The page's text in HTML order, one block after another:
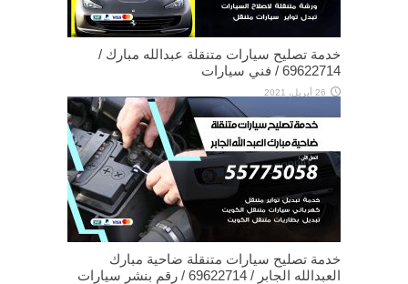
خدمة تصليح سيارات متنقلة عبدالله مبارك /
69622714‬ / فني سيارات
26 أبريل، 2021
خدمة تصليح سيارات متنقلة ضاحية مبارك
العبدالله الجابر / 69622714‬ / رقم بنشر سيارات